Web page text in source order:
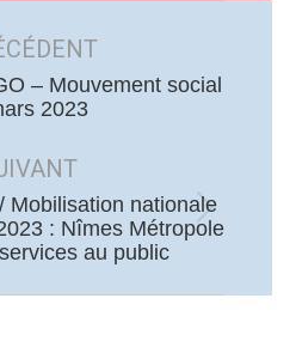
Article
:
– Mouvement social
2023
Article
suivant
:
Mobilisation nationale
: Nîmes Métropole
au public